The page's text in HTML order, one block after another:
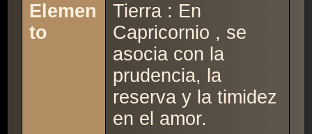
Elemen
to
Tierra : En
Capricornio , se
asocia con la
prudencia, la
reserva y la timidez
en el amor.